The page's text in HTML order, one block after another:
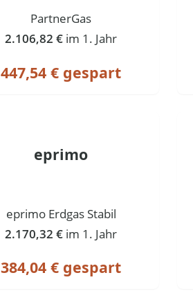
PartnerGas
2.106,82 € im 1. Jahr
447,54 € gespart
eprimo
eprimo Erdgas Stabil
2.170,32 € im 1. Jahr
384,04 € gespart